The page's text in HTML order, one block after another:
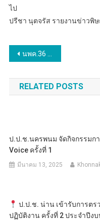
ไป
ปรีชา นุตจรัส รายงานข่าวพิ
แนะแนว
เรื่อง
นพค.36 ร่วมกับชาวสบเมยปลูกป่า
RELATED POSTS
ป.ป.ช.นครพนม จัดกิจกรรมกา
Voice ครั้งที่ 1
มีนาคม 13, 2025
ป.ป.ช. น่าน เข้ารับการตร
ปฏิบัติงาน ครั้งที่ 2 ประจำปีง